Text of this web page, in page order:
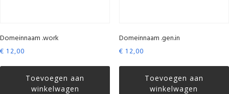
Domeinnaam .work
€ 12,00
Toevoegen aan
winkelwagen
Domeinnaam .gen.in
€ 12,00
Toevoegen aan
winkelwagen